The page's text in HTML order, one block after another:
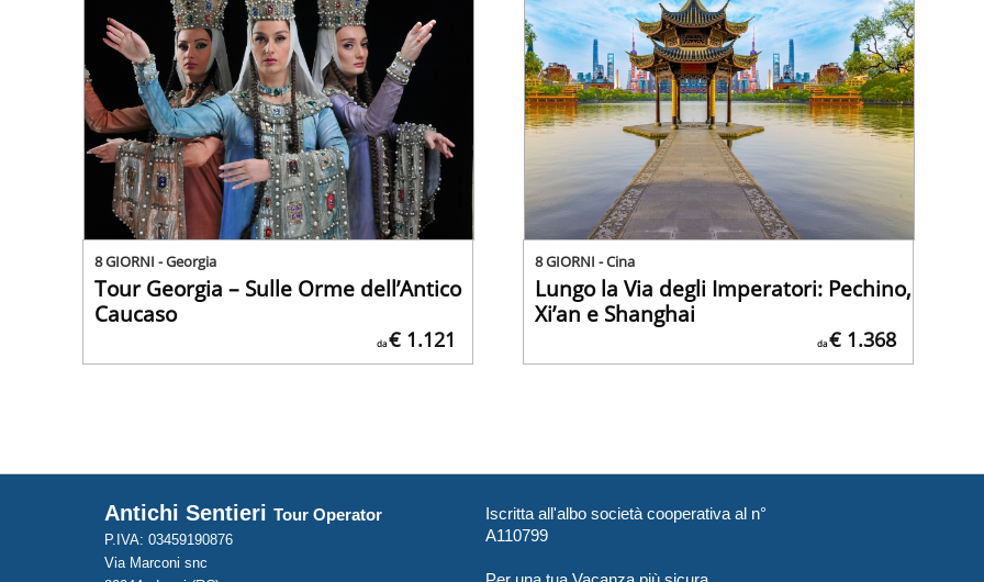
Tour Georgia – Sulle Orme dell’Antico
Caucaso
8 GIORNI - Georgia
da€ 1.121
Lungo la Via degli Imperatori: Pechino,
Xi’an e Shanghai
8 GIORNI - Cina
da€ 1.368
Antichi Sentieri Tour Operator
P.IVA: 03459190876
Via Marconi snc
Iscritta all'albo società cooperativa al n°
A110799